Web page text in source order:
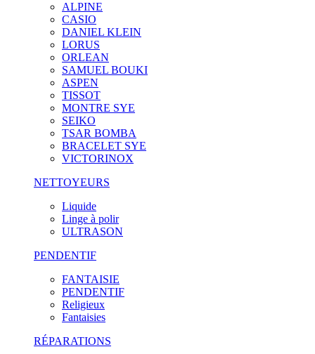
ALPINE
CASIO
DANIEL KLEIN
LORUS
ORLEAN
SAMUEL BOUKI
ASPEN
TISSOT
MONTRE SYE
SEIKO
TSAR BOMBA
BRACELET SYE
VICTORINOX
NETTOYEURS
Liquide
Linge à polir
ULTRASON
PENDENTIF
FANTAISIE
PENDENTIF
Religieux
Fantaisies
RÉPARATIONS